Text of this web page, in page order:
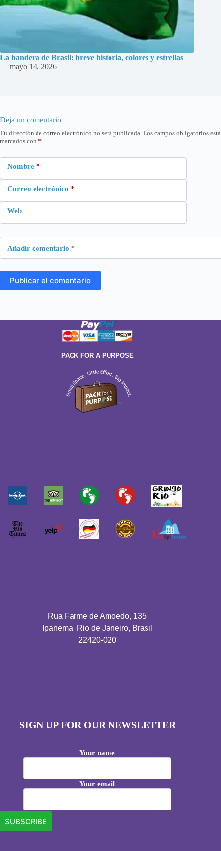
La bandera de Brasil: breve historia, colores y estrellas
mayo 14, 2026
Deja un comentario
Tu dirección de correo electrónico no será publicada. Los campos obligatorios
marcados con *
Nombre *
Correo electrónico *
Web
Añadir comentario *
Publicar el comentario
PACK FOR A PURPOSE
Rua Farme de Amoedo, 135
Ipanema, Rio de Janeiro, Brasil
22420-020
SIGN UP FOR OUR NEWSLETTER
Your name
Your email